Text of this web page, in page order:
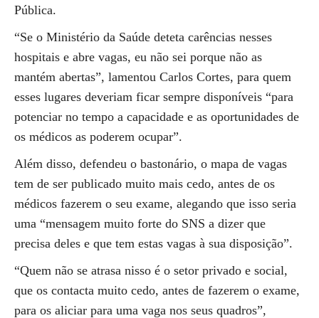
Pública.
“Se o Ministério da Saúde deteta carências nesses
hospitais e abre vagas, eu não sei porque não as
mantém abertas”, lamentou Carlos Cortes, para quem
esses lugares deveriam ficar sempre disponíveis “para
potenciar no tempo a capacidade e as oportunidades de
os médicos as poderem ocupar”.
Além disso, defendeu o bastonário, o mapa de vagas
tem de ser publicado muito mais cedo, antes de os
médicos fazerem o seu exame, alegando que isso seria
uma “mensagem muito forte do SNS a dizer que
precisa deles e que tem estas vagas à sua disposição”.
“Quem não se atrasa nisso é o setor privado e social,
que os contacta muito cedo, antes de fazerem o exame,
para os aliciar para uma vaga nos seus quadros”,